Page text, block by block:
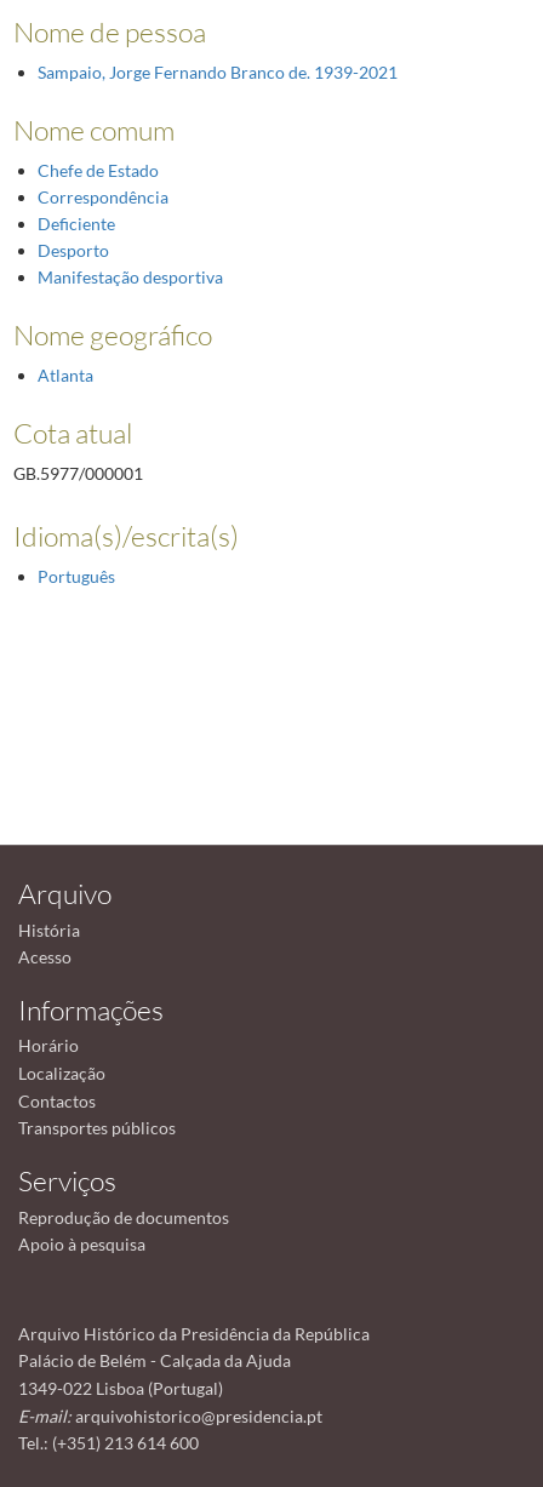
Nome de pessoa
Sampaio, Jorge Fernando Branco de. 1939-2021
Nome comum
Chefe de Estado
Correspondência
Deficiente
Desporto
Manifestação desportiva
Nome geográfico
Atlanta
Cota atual
GB.5977/000001
Idioma(s)/escrita(s)
Português
Arquivo
História
Acesso
Informações
Horário
Localização
Contactos
Transportes públicos
Serviços
Reprodução de documentos
Apoio à pesquisa
Arquivo Histórico da Presidência da República
Palácio de Belém - Calçada da Ajuda
1349-022 Lisboa (Portugal)
E-mail:arquivohistorico@presidencia.pt
Tel.: (+351) 213 614 600